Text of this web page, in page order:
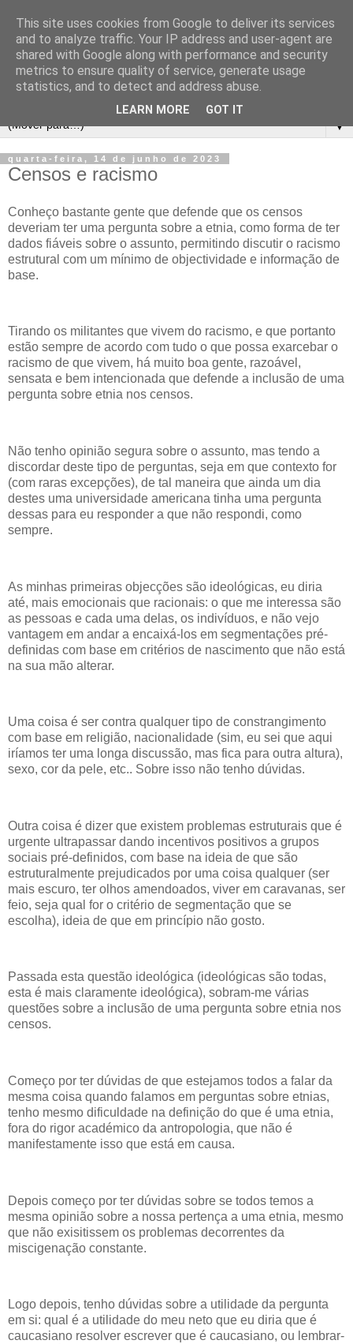
▼
quarta-feira, 14 de junho de 2023
Censos e racismo
Conheço bastante gente que defende que os censos
deveriam ter uma pergunta sobre a etnia, como forma de ter
dados fiáveis sobre o assunto, permitindo discutir o racismo
estrutural com um mínimo de objectividade e informação de
base.
Tirando os militantes que vivem do racismo, e que portanto
estão sempre de acordo com tudo o que possa exarcebar o
racismo de que vivem, há muito boa gente, razoável,
sensata e bem intencionada que defende a inclusão de uma
pergunta sobre etnia nos censos.
Não tenho opinião segura sobre o assunto, mas tendo a
discordar deste tipo de perguntas, seja em que contexto for
(com raras excepções), de tal maneira que ainda um dia
destes uma universidade americana tinha uma pergunta
dessas para eu responder a que não respondi, como
sempre.
As minhas primeiras objecções são ideológicas, eu diria
até, mais emocionais que racionais: o que me interessa são
as pessoas e cada uma delas, os indivíduos, e não vejo
vantagem em andar a encaixá-los em segmentações pré-
definidas com base em critérios de nascimento que não está
na sua mão alterar.
Uma coisa é ser contra qualquer tipo de constrangimento
com base em religião, nacionalidade (sim, eu sei que aqui
iríamos ter uma longa discussão, mas fica para outra altura),
sexo, cor da pele, etc.. Sobre isso não tenho dúvidas.
Outra coisa é dizer que existem problemas estruturais que é
urgente ultrapassar dando incentivos positivos a grupos
sociais pré-definidos, com base na ideia de que são
estruturalmente prejudicados por uma coisa qualquer (ser
mais escuro, ter olhos amendoados, viver em caravanas, ser
feio, seja qual for o critério de segmentação que se
escolha), ideia de que em princípio não gosto.
Passada esta questão ideológica (ideológicas são todas,
esta é mais claramente ideológica), sobram-me várias
questões sobre a inclusão de uma pergunta sobre etnia nos
censos.
Começo por ter dúvidas de que estejamos todos a falar da
mesma coisa quando falamos em perguntas sobre etnias,
tenho mesmo dificuldade na definição do que é uma etnia,
fora do rigor académico da antropologia, que não é
manifestamente isso que está em causa.
Depois começo por ter dúvidas sobre se todos temos a
mesma opinião sobre a nossa pertença a uma etnia, mesmo
que não exisitissem os problemas decorrentes da
miscigenação constante.
Logo depois, tenho dúvidas sobre a utilidade da pergunta
em si: qual é a utilidade do meu neto que eu diria que é
caucasiano resolver escrever que é caucasiano, ou lembrar-
This site uses cookies from Google to deliver its services
and to analyze traffic. Your IP address and user-agent are
shared with Google along with performance and security
metrics to ensure quality of service, generate usage
statistics, and to detect and address abuse.
LEARN MORE GOT IT